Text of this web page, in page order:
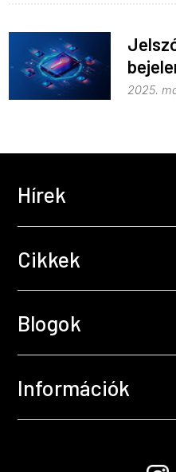
2025.
Hírek
Cikkek
Blogok
Információk